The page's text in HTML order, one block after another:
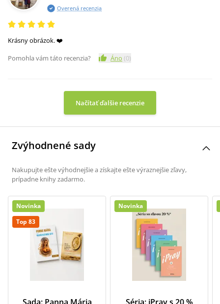
Overená recenzia
Krásny obrázok. ❤️
Pomohla vám táto recenzia?
Áno (0)
Načítať ďalšie recenzie
Zvýhodnené sady
Nakupujte ešte výhodnejšie a získajte ešte výraznejšie zľavy,
prípadne knihy zadarmo.
Novinka
Top 83
Novinka